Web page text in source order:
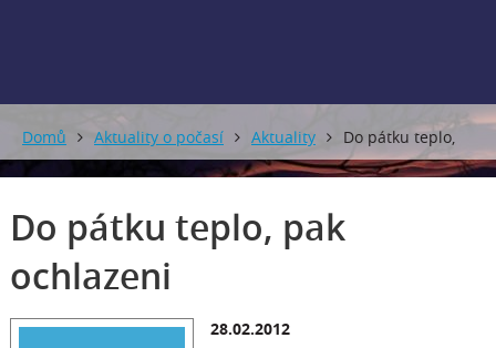
Domů Aktuality o počasí Aktuality Do pátku teplo,
pak ochlazeni
Do pátku teplo, pak
ochlazeni
28.02.2012